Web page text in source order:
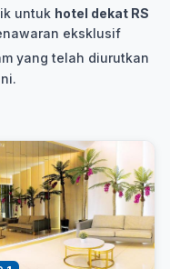
untuk hotel dekat RS
eksklusif
yang telah diurutkan